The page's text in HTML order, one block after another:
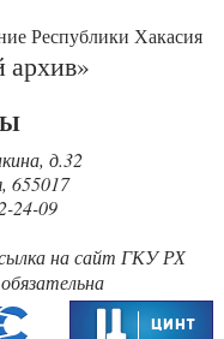
Республики Хакасия
д.32
655017
24-09
на сайт ГКУ РХ